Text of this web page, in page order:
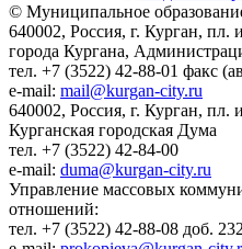
© Муниципальное
640002, Россия, г. Курган,
города Кургана,
тел. +7 (3522) 42-88-01 факс
e-mail: mail@kurgan-city.ru
640002, Россия, г. Курган,
Курганская городская Дума
тел. +7 (3522) 42-84-00
e-mail: duma@kurgan-city.ru
Управление массовых
отношений:
тел. +7 (3522) 42-88-08 доб.